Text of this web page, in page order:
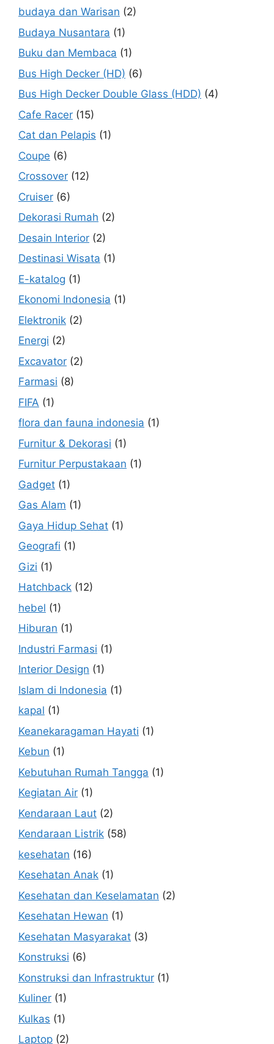
budaya dan Warisan (2)
Budaya Nusantara (1)
Buku dan Membaca (1)
Bus High Decker (HD) (6)
Bus High Decker Double Glass (HDD) (4)
Cafe Racer (15)
Cat dan Pelapis (1)
Coupe (6)
Crossover (12)
Cruiser (6)
Dekorasi Rumah (2)
Desain Interior (2)
Destinasi Wisata (1)
E-katalog (1)
Ekonomi Indonesia (1)
Elektronik (2)
Energi (2)
Excavator (2)
Farmasi (8)
FIFA (1)
flora dan fauna indonesia (1)
Furnitur & Dekorasi (1)
Furnitur Perpustakaan (1)
Gadget (1)
Gas Alam (1)
Gaya Hidup Sehat (1)
Geografi (1)
Gizi (1)
Hatchback (12)
hebel (1)
Hiburan (1)
Industri Farmasi (1)
Interior Design (1)
Islam di Indonesia (1)
kapal (1)
Keanekaragaman Hayati (1)
Kebun (1)
Kebutuhan Rumah Tangga (1)
Kegiatan Air (1)
Kendaraan Laut (2)
Kendaraan Listrik (58)
kesehatan (16)
Kesehatan Anak (1)
Kesehatan dan Keselamatan (2)
Kesehatan Hewan (1)
Kesehatan Masyarakat (3)
Konstruksi (6)
Konstruksi dan Infrastruktur (1)
Kuliner (1)
Kulkas (1)
Laptop (2)